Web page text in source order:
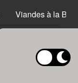
Viandes à la